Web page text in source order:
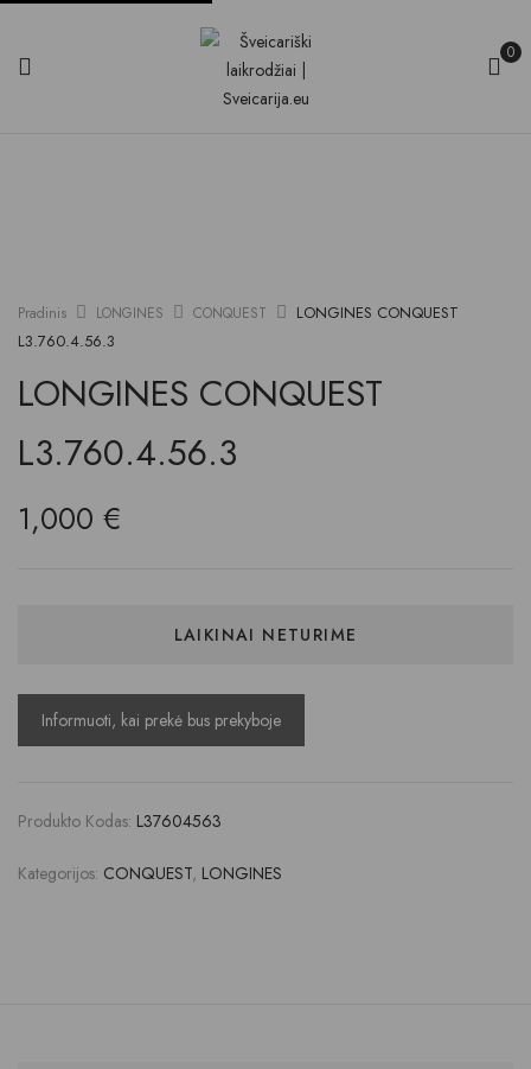
0
Pradinis LONGINES CONQUEST
LONGINES CONQUEST
L3.760.4.56.3
LONGINES CONQUEST
L3.760.4.56.3
1,000 €
LAIKINAI NETURIME
Produkto Kodas: L37604563
Kategorijos: CONQUEST, LONGINES